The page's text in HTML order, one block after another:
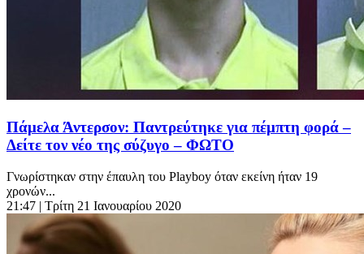
Πάμελα Άντερσον: Παντρεύτηκε για πέμπτη φορά –
Δείτε τον νέο της σύζυγο – ΦΩΤΟ
Γνωρίστηκαν στην έπαυλη του Playboy όταν εκείνη ήταν 19
χρονών...
21:47 | Τρίτη 21 Ιανουαρίου 2020